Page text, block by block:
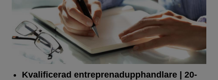
Kvalificerad entreprenad­upphandlare | 20-